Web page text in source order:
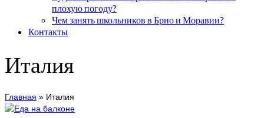
плохую погоду?
Чем занять школьников в Брно и Моравии?
Контакты
Италия
Главная » Италия